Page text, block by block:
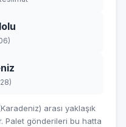
arası yaklaşık
Palet gönderileri bu hatta